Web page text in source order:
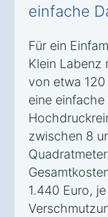
einfache
Für ein
Klein Labenz
von etwa
eine
zwischen 8
1.440 Euro,